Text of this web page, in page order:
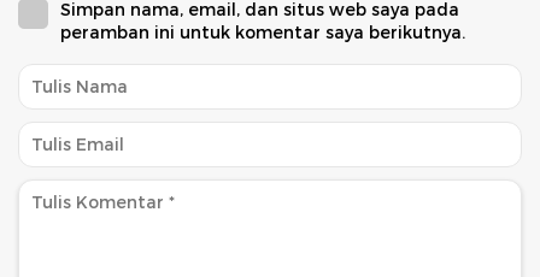
Simpan nama, email, dan situs web saya pada
peramban ini untuk komentar saya berikutnya.